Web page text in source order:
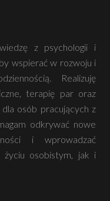
z psychologii i
wspierać w rozwoju i
Realizuję
terapię par oraz
osób pracujących z
odkrywać nowe
i wprowadzać
osobistym, jak i